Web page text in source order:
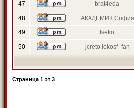
47 brat4eda
48 АКАДЕМИК София
49 tseko
50 joreto.lokosf_fan
Страница 1 от 3